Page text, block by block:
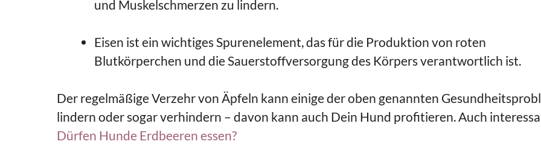
und Muskelschmerzen zu lindern.
Eisen ist ein wichtiges Spurenelement, das für die Produktion von roten
Blutkörperchen und die Sauerstoffversorgung des Körpers verantwortlich ist.
Der regelmäßige Verzehr von Äpfeln kann einige der oben genannten
lindern oder sogar verhindern – davon kann auch Dein Hund profitieren. Auch
Dürfen Hunde Erdbeeren essen?